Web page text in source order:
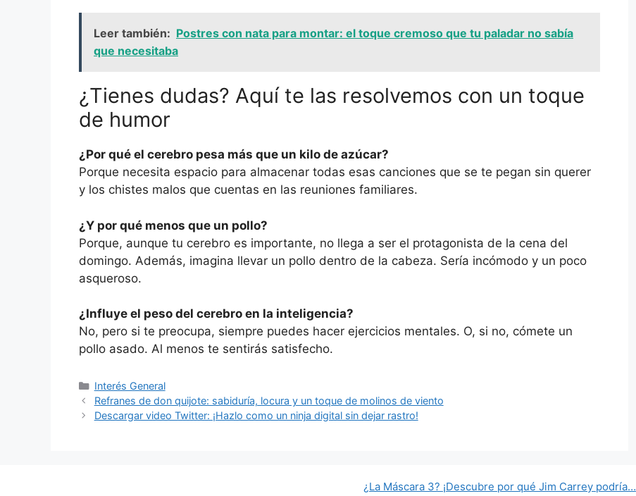
Leer también: Postres con nata para montar: el toque cremoso que tu paladar no sabía
que necesitaba
¿Tienes dudas? Aquí te las resolvemos con un toque
de humor
¿Por qué el cerebro pesa más que un kilo de azúcar?
Porque necesita espacio para almacenar todas esas canciones que se te pegan sin querer
y los chistes malos que cuentas en las reuniones familiares.
¿Y por qué menos que un pollo?
Porque, aunque tu cerebro es importante, no llega a ser el protagonista de la cena del
domingo. Además, imagina llevar un pollo dentro de la cabeza. Sería incómodo y un poco
asqueroso.
¿Influye el peso del cerebro en la inteligencia?
No, pero si te preocupa, siempre puedes hacer ejercicios mentales. O, si no, cómete un
pollo asado. Al menos te sentirás satisfecho.
Categorías
Interés General
Refranes de don quijote: sabiduría, locura y un toque de molinos de viento
Descargar video Twitter: ¡Hazlo como un ninja digital sin dejar rastro!
¿La Máscara 3? ¡Descubre por qué Jim Carrey podría…